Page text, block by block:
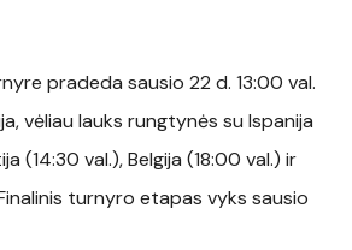
pradeda sausio 22 d. 13:00 val.
vėliau lauks rungtynės su Ispanija
(14:30 val.), Belgija (18:00 val.) ir
turnyro etapas vyks sausio